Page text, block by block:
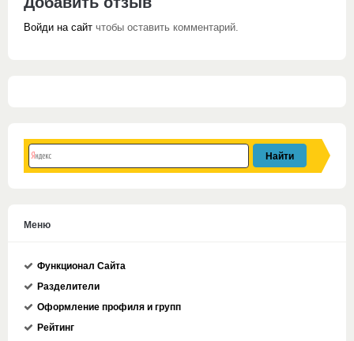
Войди на сайт чтобы оставить комментарий.
Меню
Функционал Сайта
Разделители
Оформление профиля и групп
Рейтинг